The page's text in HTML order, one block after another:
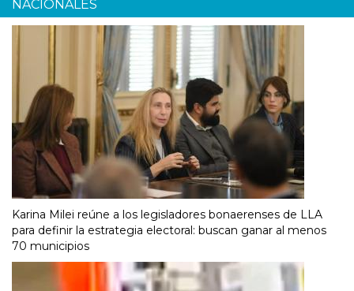
NACIONALES
Karina Milei reúne a los legisladores bonaerenses de LLA
para definir la estrategia electoral: buscan ganar al menos
70 municipios